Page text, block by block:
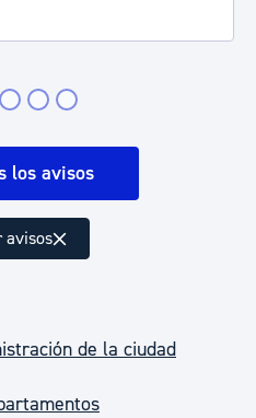
los avisos
avisos
de la ciudad